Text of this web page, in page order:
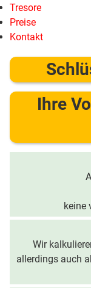
Tresore
Preise
Kontakt
Ihre
keine
Wir
allerdings auch